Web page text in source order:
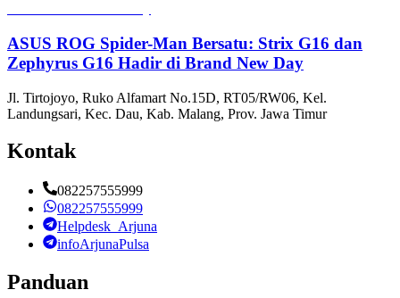
ASUS ROG Spider-Man Bersatu: Strix G16 dan
Zephyrus G16 Hadir di Brand New Day
Jl. Tirtojoyo, Ruko Alfamart No.15D, RT05/RW06, Kel.
Landungsari, Kec. Dau, Kab. Malang, Prov. Jawa Timur
Kontak
082257555999
082257555999
Helpdesk_Arjuna
infoArjunaPulsa
Panduan